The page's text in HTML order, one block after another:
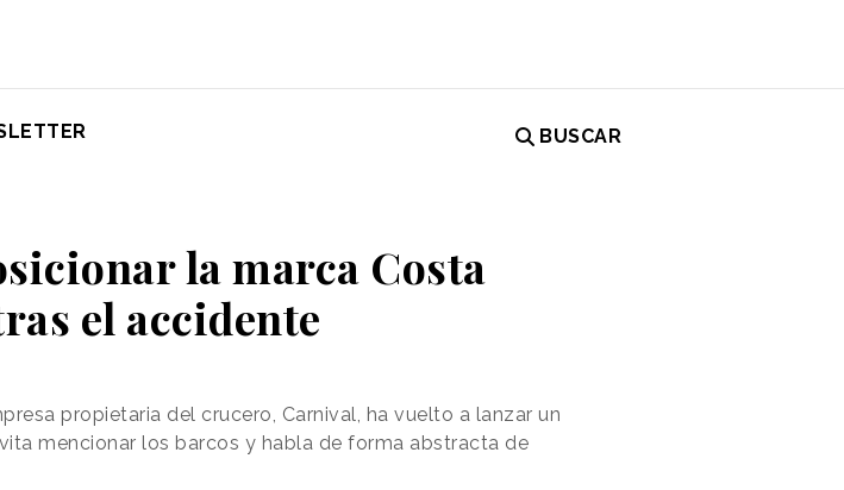
BUSCAR
la marca Costa
el accidente
propietaria del crucero, Carnival, ha vuelto a lanzar un
mencionar los barcos y habla de forma abstracta de